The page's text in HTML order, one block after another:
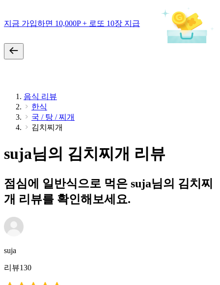
지금 가입하면 10,000P + 로또 10장 지급
음식 리뷰
한식
국 / 탕 / 찌개
김치찌개
suja님의 김치찌개 리뷰
점심에 일반식으로 먹은 suja님의 김치찌
개 리뷰를 확인해보세요.
suja
리뷰130